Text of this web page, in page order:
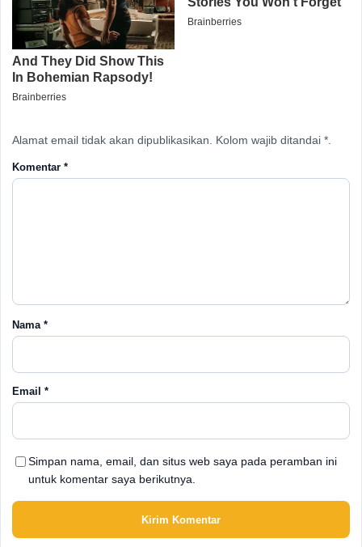
Alamat email tidak akan dipublikasikan. Kolom wajib ditandai *.
Komentar *
Nama *
Email *
Simpan nama, email, dan situs web saya pada peramban ini
untuk komentar saya berikutnya.